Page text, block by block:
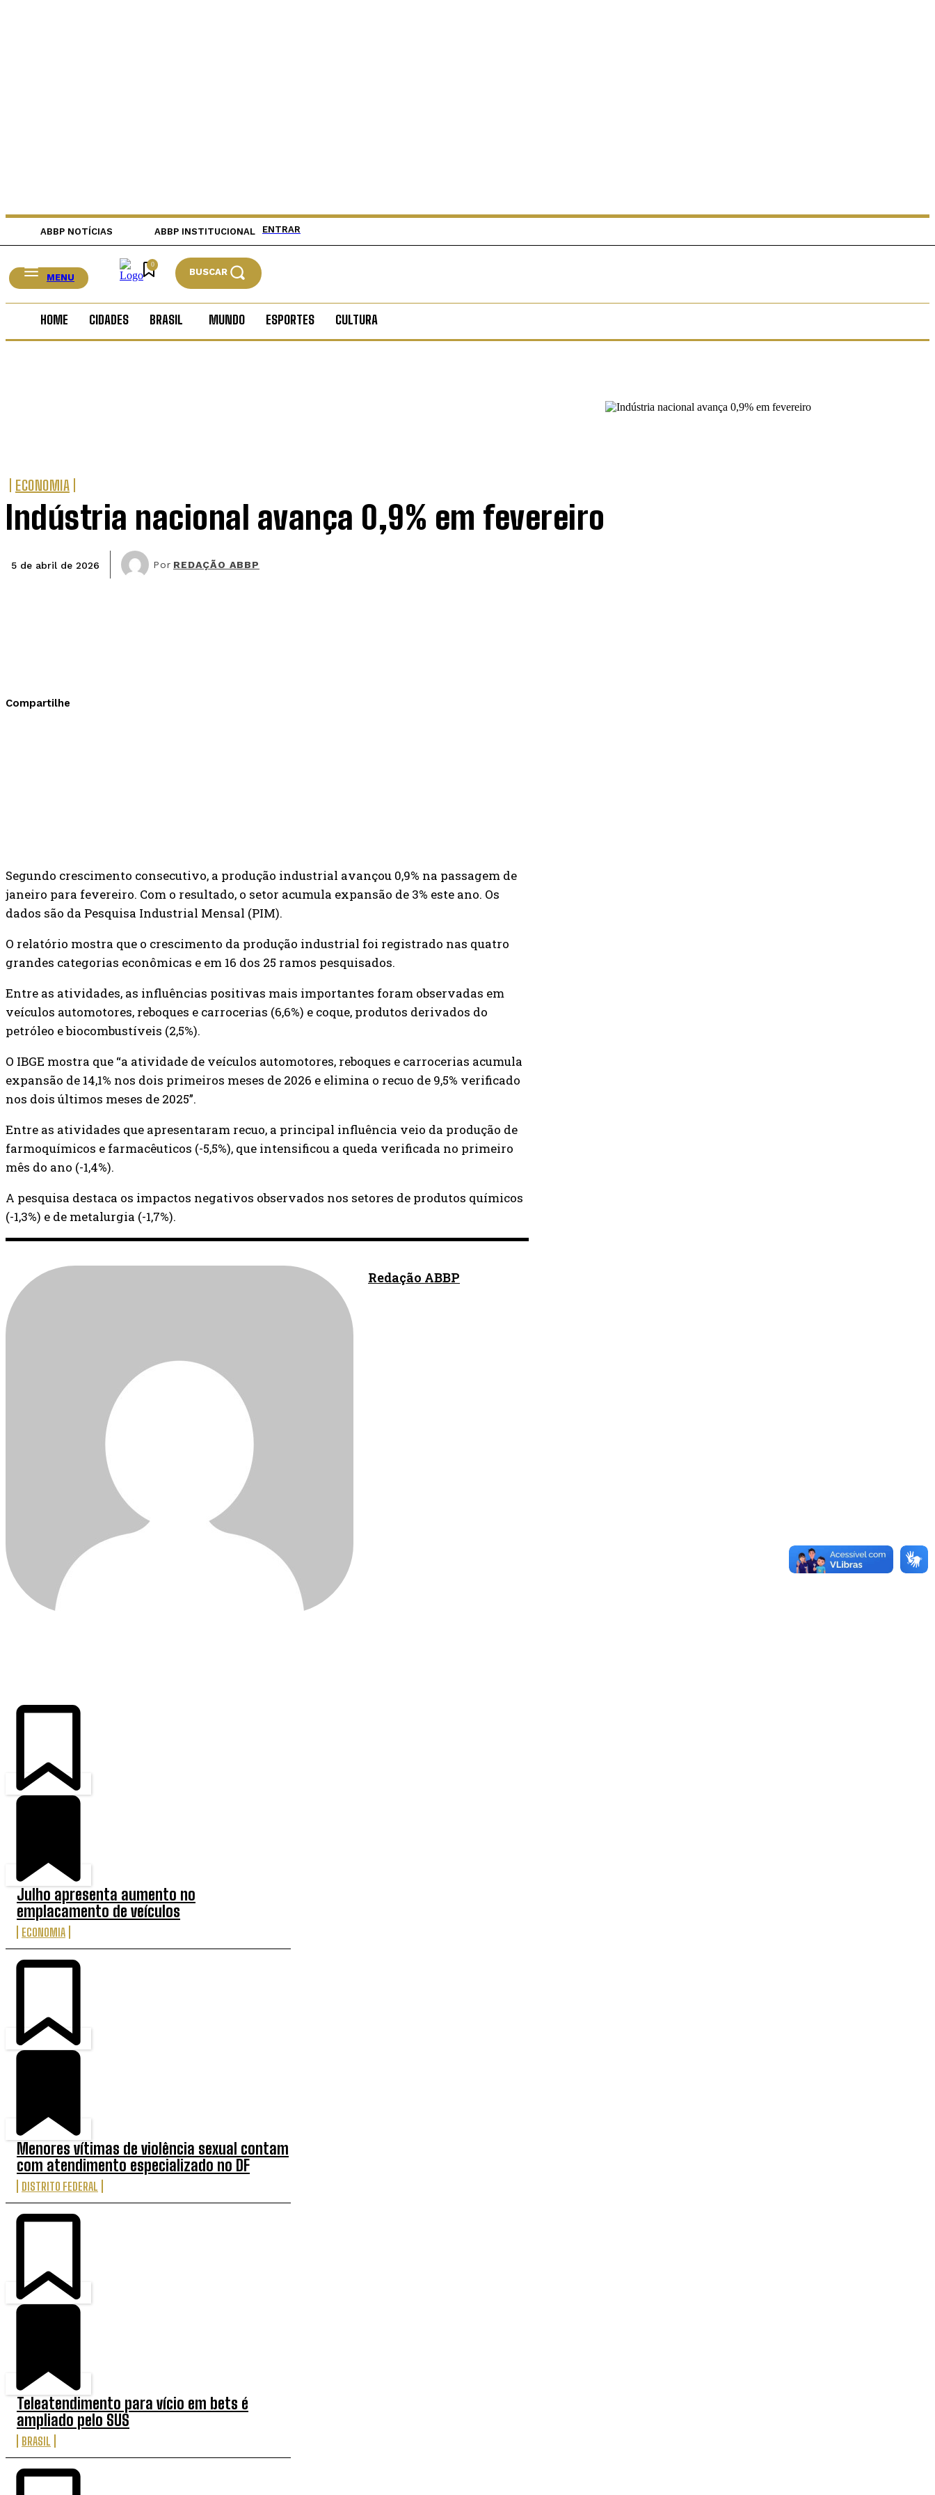
ABBP NOTÍCIAS ABBP INSTITUCIONAL ENTRAR
MENU
0
BUSCAR
HOME CIDADES BRASIL MUNDO ESPORTES CULTURA
ECONOMIA
Indústria nacional avança 0,9% em fevereiro
5 de abril de 2026 Por REDAÇÃO ABBP
Compartilhe
Segundo crescimento consecutivo, a produção industrial avançou 0,9% na passagem de
janeiro para fevereiro. Com o resultado, o setor acumula expansão de 3% este ano. Os
dados são da Pesquisa Industrial Mensal (PIM).
O relatório mostra que o crescimento da produção industrial foi registrado nas quatro
grandes categorias econômicas e em 16 dos 25 ramos pesquisados.
Entre as atividades, as influências positivas mais importantes foram observadas em
veículos automotores, reboques e carrocerias (6,6%) e coque, produtos derivados do
petróleo e biocombustíveis (2,5%).
O IBGE mostra que “a atividade de veículos automotores, reboques e carrocerias acumula
expansão de 14,1% nos dois primeiros meses de 2026 e elimina o recuo de 9,5% verificado
nos dois últimos meses de 2025”.
Entre as atividades que apresentaram recuo, a principal influência veio da produção de
farmoquímicos e farmacêuticos (-5,5%), que intensificou a queda verificada no primeiro
mês do ano (-1,4%).
A pesquisa destaca os impactos negativos observados nos setores de produtos químicos
(-1,3%) e de metalurgia (-1,7%).
Redação ABBP
Julho apresenta aumento no
emplacamento de veículos
ECONOMIA
Menores vítimas de violência sexual contam
com atendimento especializado no DF
DISTRITO FEDERAL
Teleatendimento para vício em bets é
ampliado pelo SUS
BRASIL